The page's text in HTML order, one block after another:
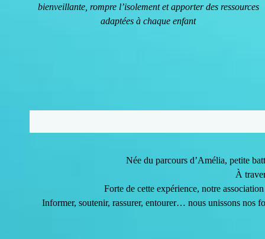
bienveillante, rompre l’isolement et apporter des ressources
adaptées à chaque enfant
Née du parcours d’Amélia, petite
À
Forte de cette expérience, notre
Informer, soutenir, rassurer, entourer… nous unissons nos